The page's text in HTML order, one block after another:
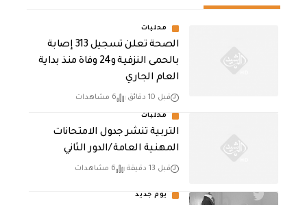
محليات
الصحة تعلن تسجيل 313 إصابة
بالحمى النزفية و24 وفاة منذ بداية
العام الجاري
قبل 10 دقائق 6 مشاهدات
محليات
التربية تنشر جدول الامتحانات
المهنية العامة /الدور الثاني
قبل 13 دقيقة 6 مشاهدات
يوم جديد